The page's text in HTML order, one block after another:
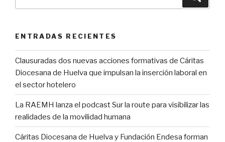
ENTRADAS RECIENTES
Clausuradas dos nuevas acciones formativas de Cáritas
Diocesana de Huelva que impulsan la inserción laboral en
el sector hotelero
La RAEMH lanza el podcast Sur la route para visibilizar las
realidades de la movilidad humana
Cáritas Diocesana de Huelva y Fundación Endesa forman